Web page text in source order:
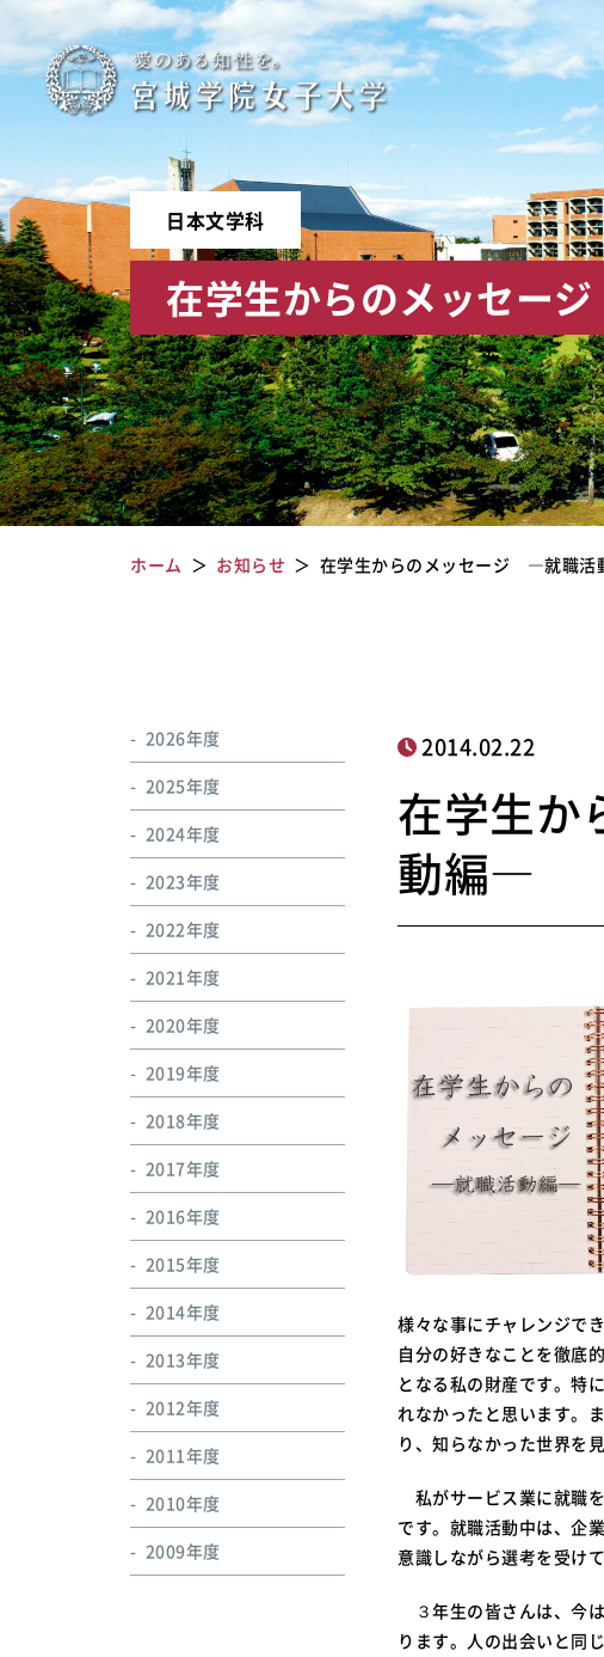
宮
城
学
院
女
子
大
学
日本文学科
在学生からのメッセ
ホーム お知らせ 在学生からのメッセージ ―就職活
2014.02.22
在学生
動編―
様々な事にチャレンジで
自分の好きなことを徹底
となる私の財産です。特
れなかったと思います。
り、知らなかった世界を
私がサービス業に就職
です。就職活動中は、企
意識しながら選考を受けて
３年生の皆さんは、今
ります。人の出会いと同
2026年度
2025年度
2024年度
2023年度
2022年度
2021年度
2020年度
2019年度
2018年度
2017年度
2016年度
2015年度
2014年度
2013年度
2012年度
2011年度
2010年度
2009年度